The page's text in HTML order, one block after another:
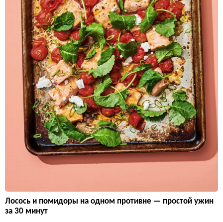
Лосось и помидоры на одном противне — простой ужин
за 30 минут